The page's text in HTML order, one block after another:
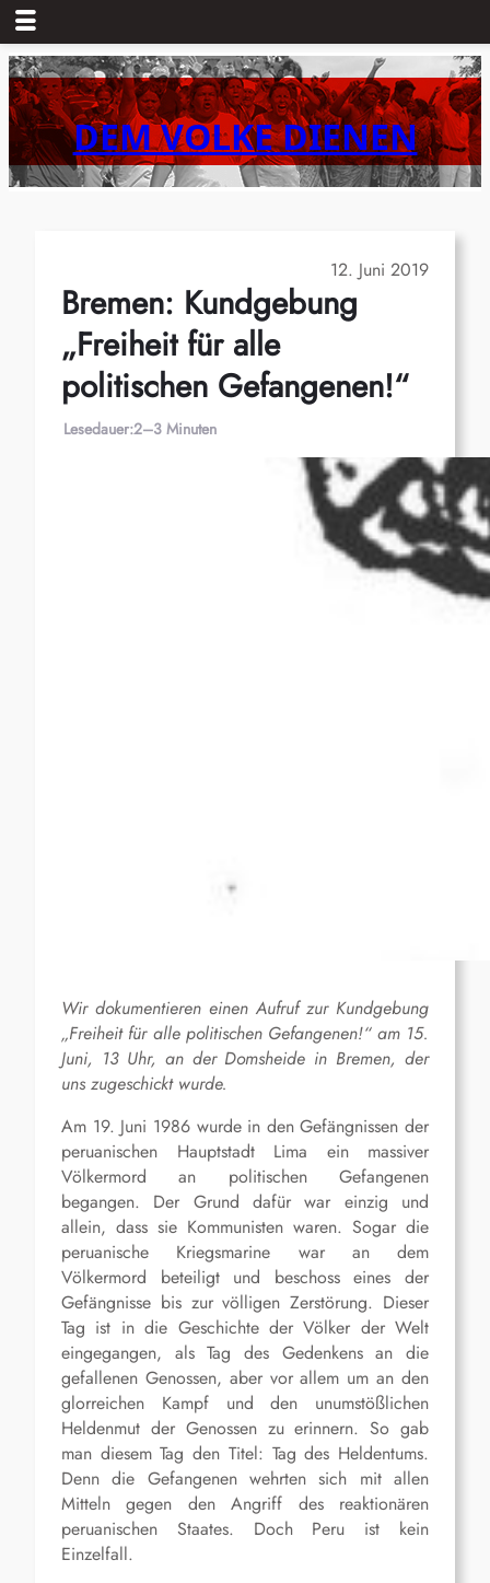
Zum
Inhalt
springenDEM VOLKE DIENEN
12. Juni 2019
Bremen: Kundgebung
„Freiheit für alle
politischen Gefangenen!“
Lesedauer:2–3 Minuten
Wir dokumentieren einen Aufruf zur Kundgebung
„Freiheit für alle politischen Gefangenen!“ am 15.
Juni, 13 Uhr, an der Domsheide in Bremen, der
uns zugeschickt wurde.
Am 19. Juni 1986 wurde in den Gefängnissen der
peruanischen Hauptstadt Lima ein massiver
Völkermord an politischen Gefangenen
begangen. Der Grund dafür war einzig und
allein, dass sie Kommunisten waren. Sogar die
peruanische Kriegsmarine war an dem
Völkermord beteiligt und beschoss eines der
Gefängnisse bis zur völligen Zerstörung. Dieser
Tag ist in die Geschichte der Völker der Welt
eingegangen, als Tag des Gedenkens an die
gefallenen Genossen, aber vor allem um an den
glorreichen Kampf und den unumstößlichen
Heldenmut der Genossen zu erinnern. So gab
man diesem Tag den Titel: Tag des Heldentums.
Denn die Gefangenen wehrten sich mit allen
Mitteln gegen den Angriff des reaktionären
peruanischen Staates. Doch Peru ist kein
Einzelfall.